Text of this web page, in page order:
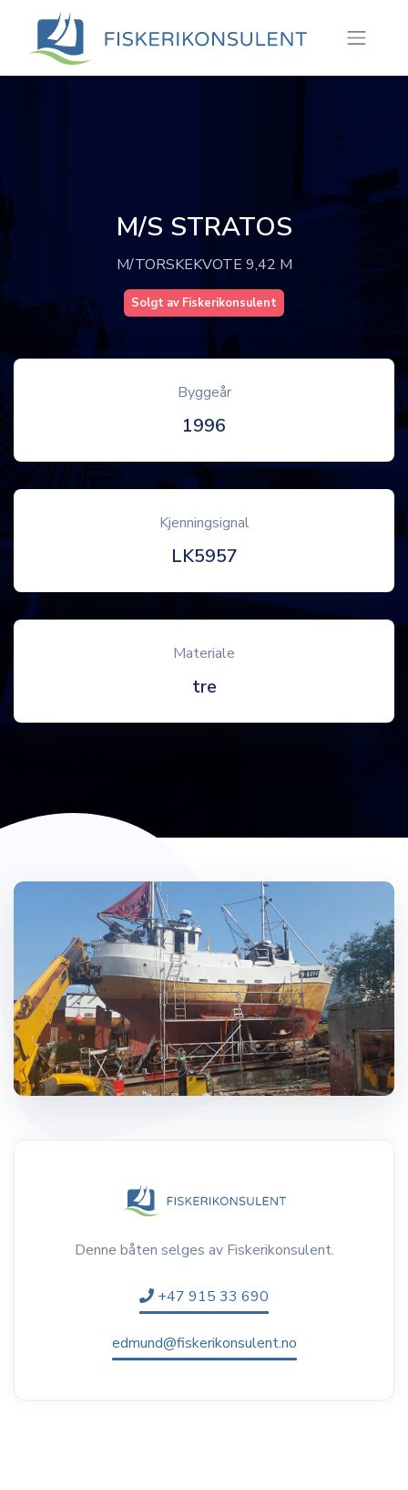
M/S STRATOS
M/TORSKEKVOTE 9,42 M
Solgt av Fiskerikonsulent
Byggeår
1996
Kjenningsignal
LK5957
Materiale
tre
Denne båten selges av Fiskerikonsulent.
+47 915 33 690
edmund@fiskerikonsulent.no